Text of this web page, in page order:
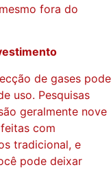
fora do
de gases pode
uso. Pesquisas
geralmente nove
com
tradicional, e
pode deixar